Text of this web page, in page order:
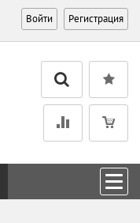
Войти Регистрация